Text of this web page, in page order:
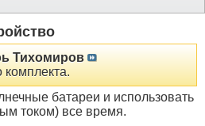
Тихомиров
комплекта.
батареи и использовать
током) все время.